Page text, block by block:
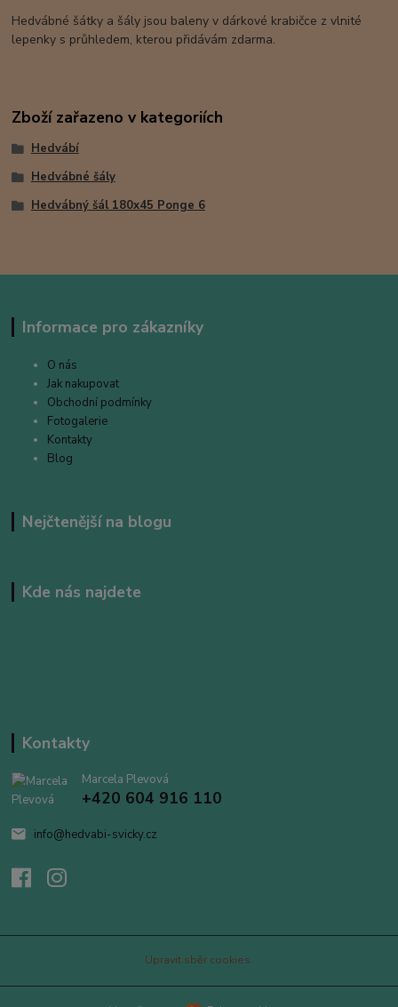
Hedvábné šátky a šály jsou baleny v dárkové krabičce z vlnité
lepenky s průhledem, kterou přidávám zdarma.
Zboží zařazeno v kategoriích
Hedvábí
Hedvábné šály
Hedvábný šál 180x45 Ponge 6
Informace pro zákazníky
O nás
Jak nakupovat
Obchodní podmínky
Fotogalerie
Kontakty
Blog
Nejčtenější na blogu
Kde nás najdete
Kontakty
Marcela Plevová
+420 604 916 110
info@hedvabi-svicky.cz
Upravit sběr cookies.